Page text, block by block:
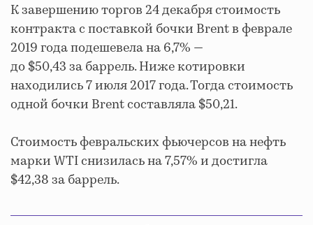
К завершению торгов 24 декабря стоимость
контракта с поставкой бочки Brent в феврале
2019 года подешевела на 6,7% —
до $50,43 за баррель. Ниже котировки
находились 7 июля 2017 года. Тогда стоимость
одной бочки Brent составляла $50,21.
Стоимость февральских фьючерсов на нефть
марки WTI снизилась на 7,57% и достигла
$42,38 за баррель.